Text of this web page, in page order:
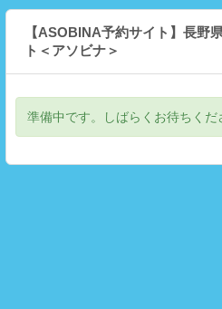
【ASOBINA予約サイト】長野
ト＜アソビナ＞
準備中です。しばらくお待ちくだ